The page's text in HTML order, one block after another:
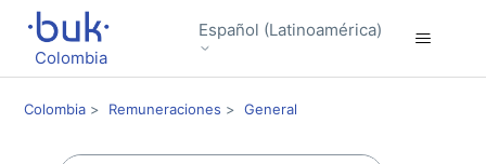
Colombia
Español (Latinoamérica)
Colombia Remuneraciones General